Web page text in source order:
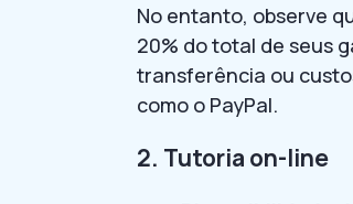
No entanto, observe
20% do total de seus
transferência ou
como o PayPal.
2. Tutoria on-line